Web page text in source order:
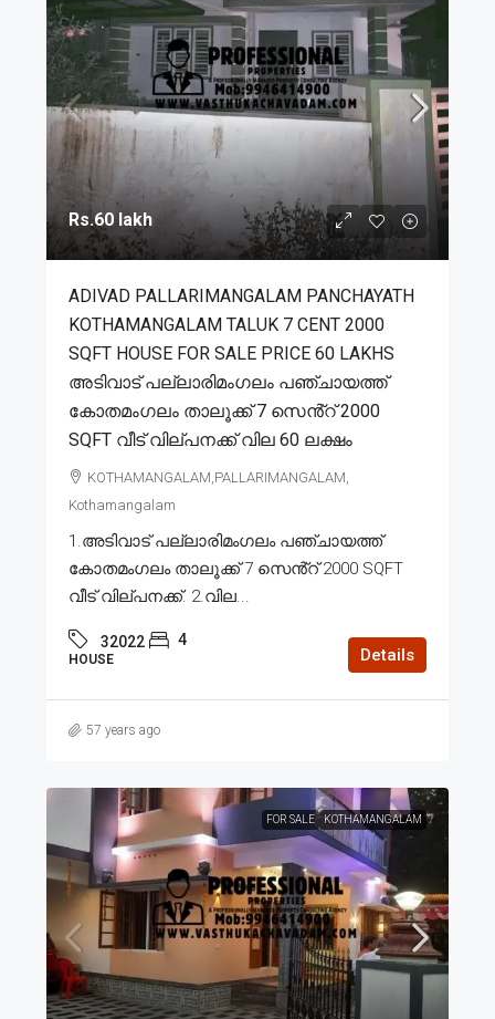
Rs.60 lakh
ADIVAD PALLARIMANGALAM PANCHAYATH
KOTHAMANGALAM TALUK 7 CENT 2000
SQFT HOUSE FOR SALE PRICE 60 LAKHS
അടിവാട് പല്ലാരിമംഗലം പഞ്ചായത്ത്
കോതമംഗലം താലൂക്ക് 7 സെൻ്റ് 2000
SQFT വീട് വില്പനക്ക് വില 60 ലക്ഷം
KOTHAMANGALAM,PALLARIMANGALAM,
Kothamangalam
1.അടിവാട് പല്ലാരിമംഗലം പഞ്ചായത്ത്
കോതമംഗലം താലൂക്ക് 7 സെൻ്റ് 2000 SQFT
വീട് വില്പനക്ക്. 2.വില...
32022 4
HOUSE Details
57 years ago
FOR SALE KOTHAMANGALAM